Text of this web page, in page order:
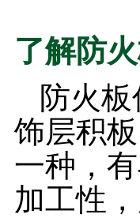
了解防火
防火
饰层积
一种，
加工性